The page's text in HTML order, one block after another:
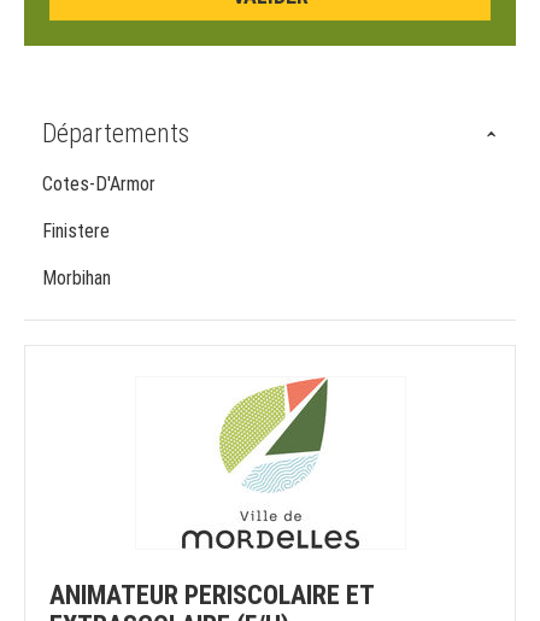
Départements
Cotes-D'Armor
Finistere
Morbihan
ANIMATEUR PERISCOLAIRE ET